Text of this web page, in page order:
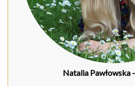
Natalia Pawłowska